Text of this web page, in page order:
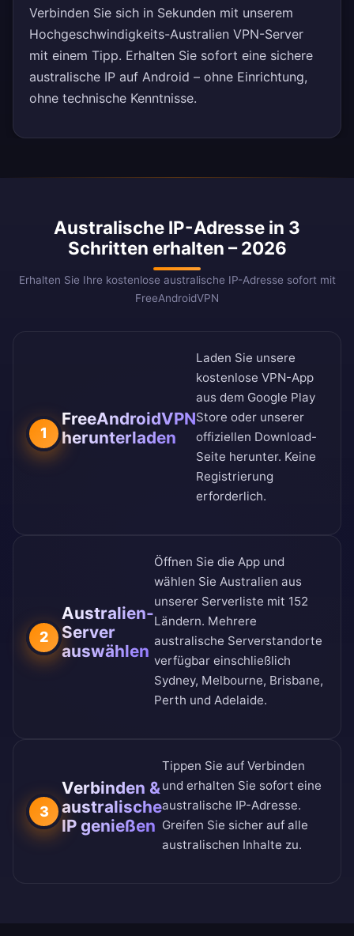
Verbinden Sie sich in Sekunden mit unserem
Hochgeschwindigkeits-Australien VPN-Server
mit einem Tipp. Erhalten Sie sofort eine sichere
australische IP auf Android – ohne Einrichtung,
ohne technische Kenntnisse.
Australische IP-Adresse in 3
Schritten erhalten – 2026
Erhalten Sie Ihre kostenlose australische IP-Adresse sofort mit
FreeAndroidVPN
1
FreeAndroidVPN
herunterladen
Laden Sie unsere
kostenlose VPN-App
aus dem Google Play
Store oder unserer
offiziellen Download-
Seite herunter. Keine
Registrierung
erforderlich.
2
Australien-
Server
auswählen
Öffnen Sie die App und
wählen Sie Australien aus
unserer Serverliste mit 152
Ländern. Mehrere
australische Serverstandorte
verfügbar einschließlich
Sydney, Melbourne, Brisbane,
Perth und Adelaide.
3
Verbinden &
australische
IP genießen
Tippen Sie auf Verbinden
und erhalten Sie sofort eine
australische IP-Adresse.
Greifen Sie sicher auf alle
australischen Inhalte zu.